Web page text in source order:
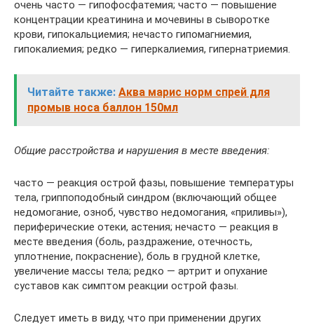
очень часто — гипофосфатемия; часто — повышение
концентрации креатинина и мочевины в сыворотке
крови, гипокальциемия; нечасто гипомагниемия,
гипокалиемия; редко — гиперкалиемия, гипернатриемия.
Читайте также: Аква марис норм спрей для
промыв носа баллон 150мл
Общие расстройства и нарушения в месте введения:
часто — реакция острой фазы, повышение температуры
тела, гриппоподобный синдром (включающий общее
недомогание, озноб, чувство недомогания, «приливы»),
периферические отеки, астения; нечасто — реакция в
месте введения (боль, раздражение, отечность,
уплотнение, покраснение), боль в грудной клетке,
увеличение массы тела; редко — артрит и опухание
суставов как симптом реакции острой фазы.
Следует иметь в виду, что при применении других